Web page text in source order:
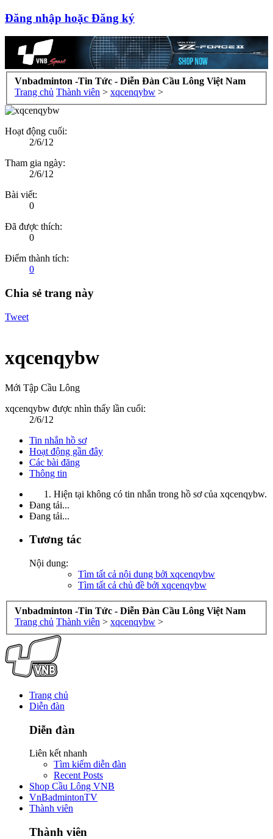
Đăng nhập hoặc Đăng ký
Vnbadminton -Tin Tức - Diễn Đàn Cầu Lông Việt Nam
Trang chủ Thành viên > xqcenqybw >
Hoạt động cuối:
2/6/12
Tham gia ngày:
2/6/12
Bài viết:
0
Đã được thích:
0
Điểm thành tích:
0
Chia sẻ trang này
Tweet
xqcenqybw
Mới Tập Cầu Lông
xqcenqybw được nhìn thấy lần cuối:
2/6/12
Tin nhắn hồ sơ
Hoạt động gần đây
Các bài đăng
Thông tin
Hiện tại không có tin nhắn trong hồ sơ của xqcenqybw.
Đang tải...
Đang tải...
Tương tác
Nội dung:
Tìm tất cả nội dung bởi xqcenqybw
Tìm tất cả chủ đề bởi xqcenqybw
Vnbadminton -Tin Tức - Diễn Đàn Cầu Lông Việt Nam
Trang chủ Thành viên > xqcenqybw >
Trang chủ
Diễn đàn
Diễn đàn
Liên kết nhanh
Tìm kiếm diễn đàn
Recent Posts
Shop Cầu Lông VNB
VnBadmintonTV
Thành viên
Thành viên